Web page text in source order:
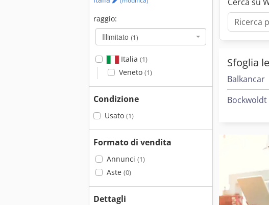
raggio:
Illimitato (1)
Italia (1)
Veneto (1)
Condizione
Usato (1)
Formato di vendita
Annunci (1)
Aste (0)
Dettagli
Sfoglia
Balkancar
Bockwoldt